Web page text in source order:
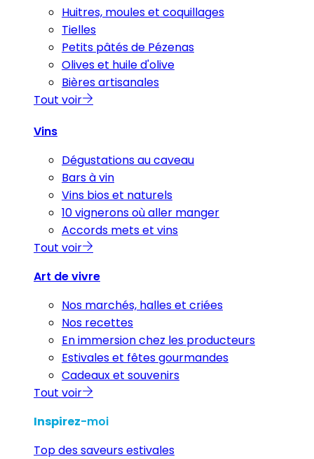
Huitres, moules et coquillages
Tielles
Petits pâtés de Pézenas
Olives et huile d'olive
Bières artisanales
Tout voir
Vins
Dégustations au caveau
Bars à vin
Vins bios et naturels
10 vignerons où aller manger
Accords mets et vins
Tout voir
Art de vivre
Nos marchés, halles et criées
Nos recettes
En immersion chez les producteurs
Estivales et fêtes gourmandes
Cadeaux et souvenirs
Tout voir
Inspirez-moi
Top des saveurs estivales